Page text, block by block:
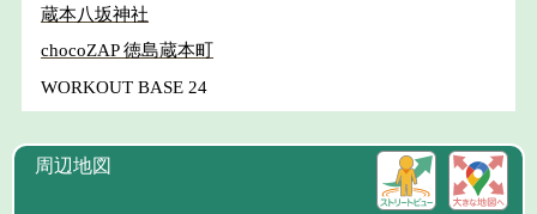
蔵本八坂神社
chocoZAP 徳島蔵本町
WORKOUT BASE 24
周辺地図